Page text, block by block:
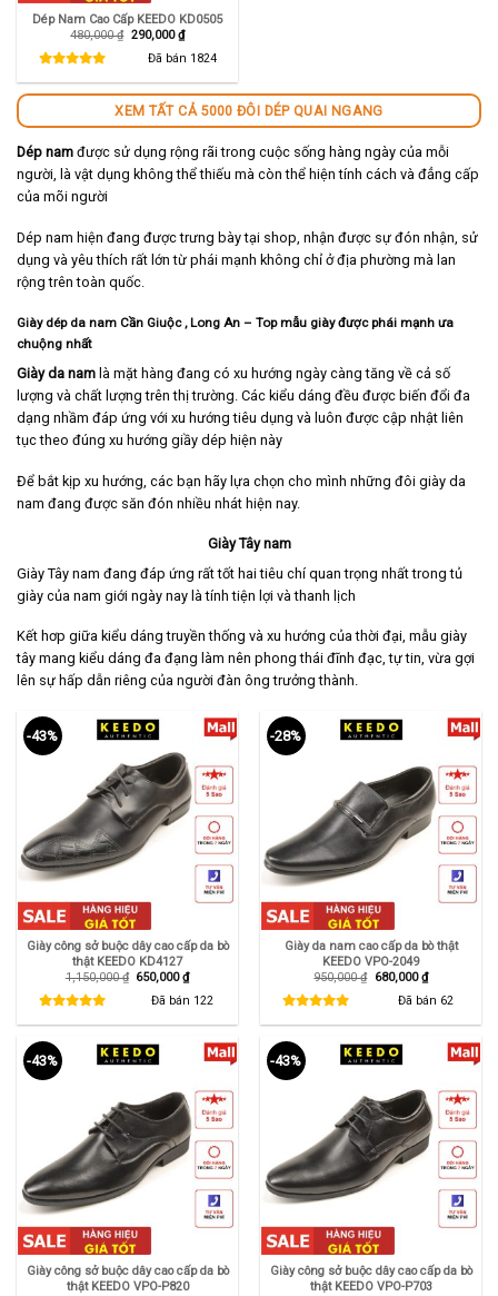
Dép Nam Cao Cấp KEEDO KD0505
480,000₫ Giá
290,000₫Giá
hiện
tại
Đã bán 1824
XEM TẤT CẢ 5000 ĐÔI DÉP QUAI NGANG
Dép nam được sử dụng rộng rãi trong cuộc sống hàng ngày của mỗi
người, là vật dụng không thể thiếu mà còn thể hiện tính cách và đẳng cấp
của mõi người
Dép nam hiện đang được trưng bày tại shop, nhận được sự đón nhận, sử
dụng và yêu thích rất lớn từ phái mạnh không chỉ ở địa phường mà lan
rộng trên toàn quốc.
Giày dép da nam Cần Giuộc, Long An – Top mẫu giày được phái mạnh ưa
chuộng nhất
Giày da nam là mặt hàng đang có xu hướng ngày càng tăng về cả số
lượng và chất lượng trên thị trường. Các kiểu dáng đều được biến đổi đa
dạng nhầm đáp ứng với xu hướng tiêu dụng và luôn được cập nhật liên
tục theo đúng xu hướng giầy dép hiện này
Để bắt kịp xu hướng, các bạn hãy lựa chọn cho mình những đôi giày da
nam đang được săn đón nhiều nhát hiện nay.
Giày Tây nam
Giày Tây nam đang đáp ứng rất tốt hai tiêu chí quan trọng nhất trong tủ
giày của nam giới ngày nay là tính tiện lợi và thanh lịch
Kết hơp giữa kiểu dáng truyền thống và xu hướng của thời đại, mẫu giày
tây mang kiểu dáng đa đạng làm nên phong thái đĩnh đạc, tự tin, vừa gợi
lên sự hấp dẫn riêng của người đàn ông trưởng thành.
-43%
Giày công sở buộc dây cao cấp da bò
thật KEEDO KD4127
1,150,000₫ Giá
650,000₫Giá
hiện
tại
Đã bán 122
-28%
Giày da nam cao cấp da bò thật
KEEDO VPO-2049
950,000₫ Giá
680,000₫Giá
hiện
tại
Đã bán 62
-43%
Giày công sở buộc dây cao cấp da bò
thật KEEDO VPO-P820
-43%
Giày công sở buộc dây cao cấp da bò
thật KEEDO VPO-P703